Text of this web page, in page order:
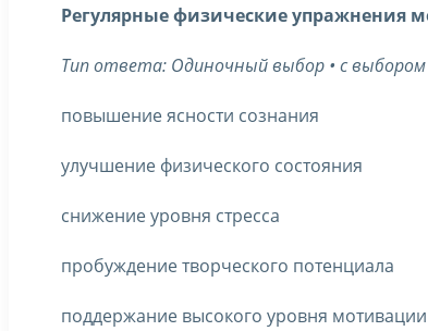
Регулярные физические упражнения
Тип ответа: Одиночный выбор • с
повышение ясности сознания
улучшение физического состояния
снижение уровня стресса
пробуждение творческого потенциала
поддержание высокого уровня мотивации